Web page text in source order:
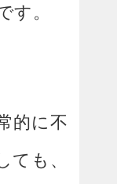
す。
的に不
ても、